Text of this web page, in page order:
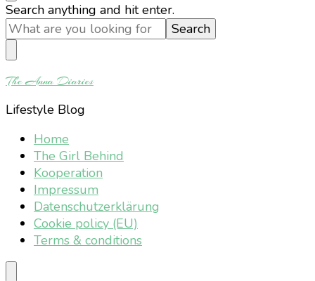
Looking
for
Something?
Search anything and hit enter.
The Anna Diaries
Lifestyle Blog
Home
The Girl Behind
Kooperation
Impressum
Datenschutzerklärung
Cookie policy (EU)
Terms & conditions